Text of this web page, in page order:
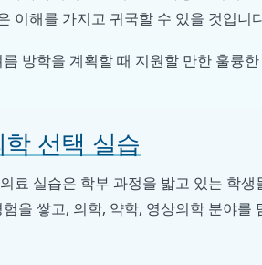
이해를 가지고 귀국할 수 있을 것입니
방학을 계획할 때 지원할 만한 훌륭
선택 실습
료 실습은 학부 과정을 밟고 있는 학
을 쌓고, 의학, 약학, 영상의학 분야를